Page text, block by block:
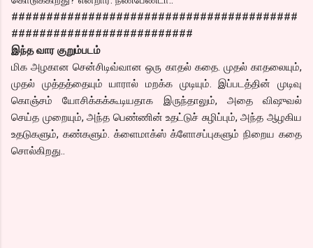
#########################################
##########################
இந்த வார குறும்படம்
மிக அழகான சென்சிடிவ்வான ஒரு காதல் கதை. முதல் காதலையும்,
முதல் முத்தத்தையும் யாரால் மறக்க முடியும். இப்படத்தின் முடிவு
கொஞ்சம் யோசிக்கக்கூடியதாக இருந்தாலும், அதை விஷுவல்
செய்த முறையும், அந்த பெண்ணின் உதட்டுச் சுழிப்பும், அந்த ஆழகிய
உதடுகளும், கண்களும். க்ளைமாக்ஸ் க்ளோசப்புகளும் நிறைய கதை
சொல்கிறது..